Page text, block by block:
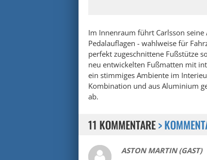
Im Innenraum führt Carlsson
Pedalauflagen - wahlweise für
perfekt zugeschnittene Fußstütze
neu entwickelten Fußmatten mit
ein stimmiges Ambiente im
Kombination und aus Aluminium
ab.
11 KOMMENTARE>
ASTON MARTIN (GAST)